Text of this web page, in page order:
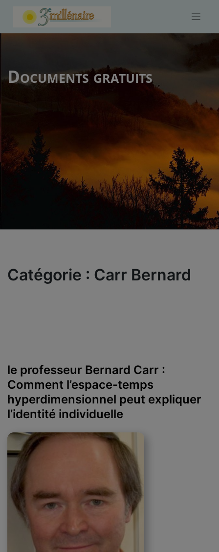
Documents gratuits
Catégorie : Carr Bernard
le professeur Bernard Carr :
Comment l’espace-temps
hyperdimensionnel peut expliquer
l’identité individuelle